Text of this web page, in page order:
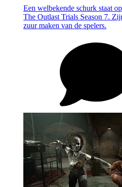
Een welbekende schurk staat
The Outlast Trials Season 7.
zuur maken van de spelers.